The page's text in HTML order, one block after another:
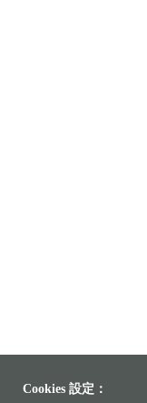
Cookies 設定：